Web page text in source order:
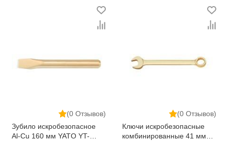
(0 Отзывов)
Зубило искробезопасное
Al-Cu 160 мм YATO YT-
(0 Отзывов)
Ключи искробезопасные
комбинированные 41 мм